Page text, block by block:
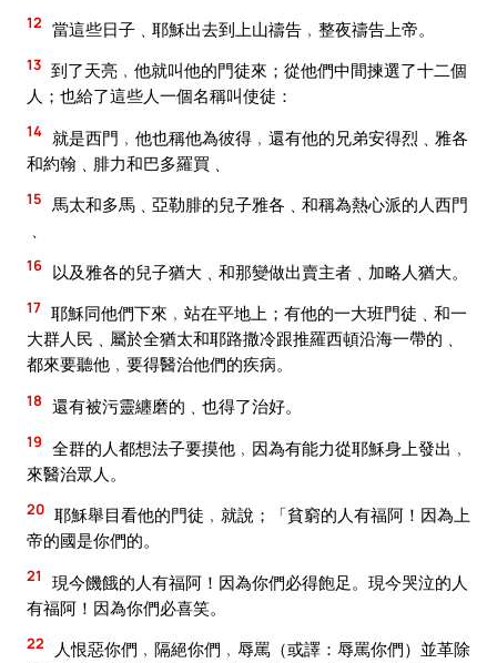
12 當這些日子﹑耶穌出去到上山禱告﹐整夜禱告上帝。
13 到了天亮﹐他就叫他的門徒來；從他們中間揀選了十二個
人；也給了這些人一個名稱叫使徒：
14 就是西門﹐他也稱他為彼得﹐還有他的兄弟安得烈﹑雅各
和約翰﹑腓力和巴多羅買﹑
15 馬太和多馬﹑亞勒腓的兒子雅各﹑和稱為熱心派的人西門
﹑
16 以及雅各的兒子猶大﹑和那變做出賣主者﹑加略人猶大。
17 耶穌同他們下來﹐站在平地上；有他的一大班門徒﹑和一
大群人民﹑屬於全猶太和耶路撒冷跟推羅西頓沿海一帶的﹑
都來要聽他﹐要得醫治他們的疾病。
18 還有被污靈纏磨的﹑也得了治好。
19 全群的人都想法子要摸他﹐因為有能力從耶穌身上發出﹐
來醫治眾人。
20 耶穌舉目看他的門徒﹐就說；「貧窮的人有福阿！因為上
帝的國是你們的。
21
現今饑餓的人有福阿！因為你們必得飽足。現今哭泣的人
有福阿！因為你們必喜笑。
22
人恨惡你們﹐隔絕你們﹐辱罵（或譯：辱罵你們）並革除